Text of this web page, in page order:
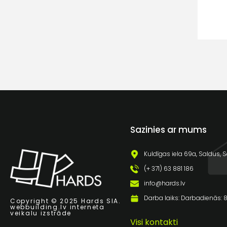
Copyright © 2025 Hards SIA.
webbuilding.lv interneta
veikalu izstrāde
Sazinies ar mums
Kuldīgas iela 69a, Saldus,
(+ 371) 63 881 186
info@hards.lv
Darba laiks: Darbadienās:
Visi kontakti